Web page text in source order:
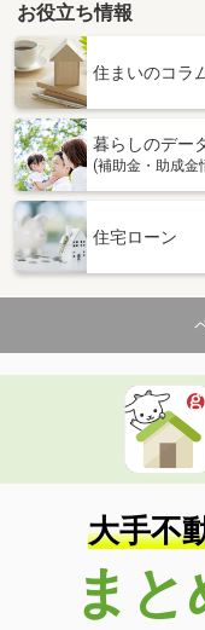
お役立ち情報
住まいのコラ
暮らしのデー
(補助金・助成金
住宅ローン
大手不
まと